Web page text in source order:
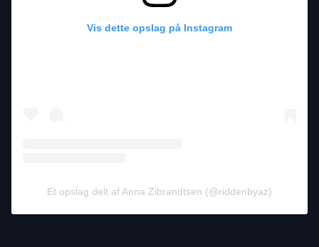
Vis dette opslag på Instagram
Et opslag delt af Anna Zibrandtsen (@riddenbyaz)